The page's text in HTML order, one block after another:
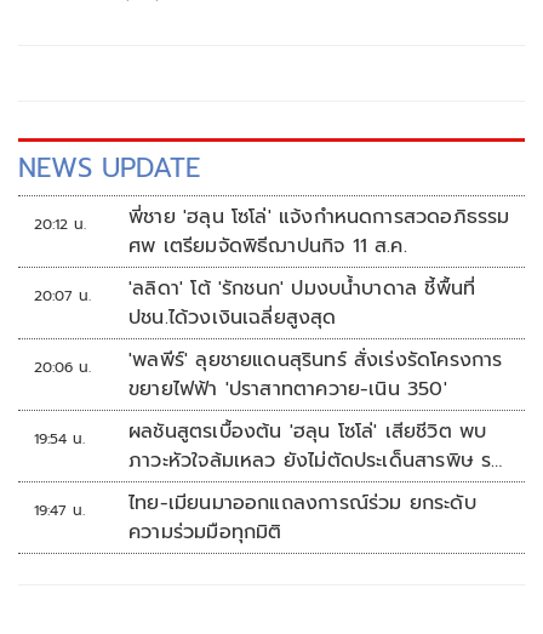
NEWS UPDATE
20:12 น.
พี่ชาย 'ฮลุน โซโล่' แจ้งกำหนดการสวดอภิธรรม
ศพ เตรียมจัดพิธีฌาปนกิจ 11 ส.ค.
20:07 น.
'ลลิดา' โต้ 'รักชนก' ปมงบน้ำบาดาล ชี้พื้นที่
ปชน.ได้วงเงินเฉลี่ยสูงสุด
20:06 น.
'พลพีร์' ลุยชายแดนสุรินทร์ สั่งเร่งรัดโครงการ
ขยายไฟฟ้า 'ปราสาทตาควาย-เนิน 350'
19:54 น.
ผลชันสูตรเบื้องต้น 'ฮลุน โซโล่' เสียชีวิต พบ
ภาวะหัวใจล้มเหลว ยังไม่ตัดประเด็นสารพิษ รอ
จอร์เจียส่งผลตรวจครั้งแรก
19:47 น.
ไทย-เมียนมาออกแถลงการณ์ร่วม ยกระดับ
ความร่วมมือทุกมิติ